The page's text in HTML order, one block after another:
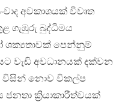
අවකාශයක් විවෘත
ගැඹුරු බුද්ධිමය
ශක්‍යතාවක් පෙන්නුම්
වැඩි අවධානයක් දක්වන
විසින් නොව විකල්ප
ජනතා ක්‍රියාකාරීත්වයක්